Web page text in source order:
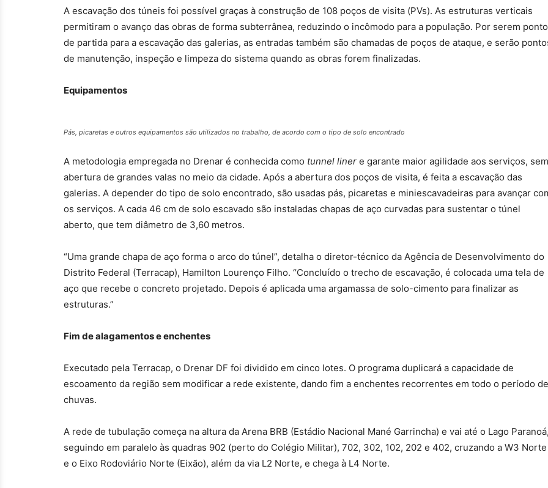
A escavação dos túneis foi possível graças à construção de 108 poços de visita (PVs). As estruturas verticais
permitiram o avanço das obras de forma subterrânea, reduzindo o incômodo para a população. Por serem
de partida para a escavação das galerias, as entradas também são chamadas de poços de ataque, e serão
de manutenção, inspeção e limpeza do sistema quando as obras forem finalizadas.
Equipamentos
Pás, picaretas e outros equipamentos são utilizados no trabalho, de acordo com o tipo de solo encontrado
A metodologia empregada no Drenar é conhecida como tunnel liner e garante maior agilidade aos serviços, sem
abertura de grandes valas no meio da cidade. Após a abertura dos poços de visita, é feita a escavação das
galerias. A depender do tipo de solo encontrado, são usadas pás, picaretas e miniescavadeiras para avançar
os serviços. A cada 46 cm de solo escavado são instaladas chapas de aço curvadas para sustentar o túnel
aberto, que tem diâmetro de 3,60 metros.
“Uma grande chapa de aço forma o arco do túnel”, detalha o diretor-técnico da Agência de Desenvolvimento do
Distrito Federal (Terracap), Hamilton Lourenço Filho. “Concluído o trecho de escavação, é colocada uma tela de
aço que recebe o concreto projetado. Depois é aplicada uma argamassa de solo-cimento para finalizar as
estruturas.”
Fim de alagamentos e enchentes
Executado pela Terracap, o Drenar DF foi dividido em cinco lotes. O programa duplicará a capacidade de
escoamento da região sem modificar a rede existente, dando fim a enchentes recorrentes em todo o período de
chuvas.
A rede de tubulação começa na altura da Arena BRB (Estádio Nacional Mané Garrincha) e vai até o Lago
seguindo em paralelo às quadras 902 (perto do Colégio Militar), 702, 302, 102, 202 e 402, cruzando a W3 Norte
e o Eixo Rodoviário Norte (Eixão), além da via L2 Norte, e chega à L4 Norte.